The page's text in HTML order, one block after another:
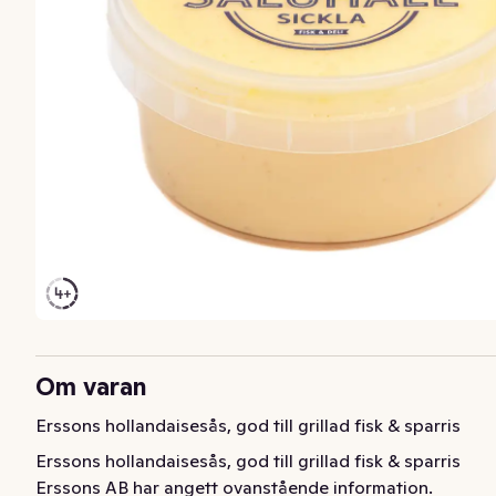
Om varan
Erssons hollandaisesås, god till grillad fisk & sparris
Erssons hollandaisesås, god till grillad fisk & sparris
Erssons AB har angett ovanstående information.